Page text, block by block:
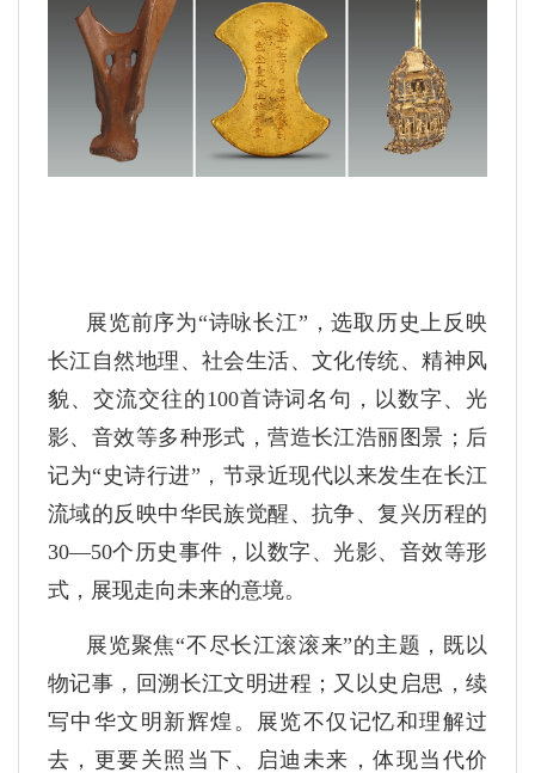
展览前序为“诗咏长江”，选取历史上反映
长江自然地理、社会生活、文化传统、精神风
貌、交流交往的100首诗词名句，以数字、光
影、音效等多种形式，营造长江浩丽图景；后
记为“史诗行进”，节录近现代以来发生在长江
流域的反映中华民族觉醒、抗争、复兴历程的
30—50个历史事件，以数字、光影、音效等形
式，展现走向未来的意境。
展览聚焦“不尽长江滚滚来”的主题，既以
物记事，回溯长江文明进程；又以史启思，续
写中华文明新辉煌。展览不仅记忆和理解过
去，更要关照当下、启迪未来，体现当代价